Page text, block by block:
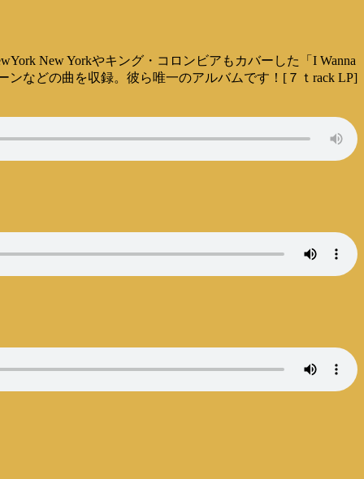
New Yorkやキング・コロンビアもカバーした「I Wanna
ンなどの曲を収録。彼ら唯一のアルバムです！[７ｔrack LP]